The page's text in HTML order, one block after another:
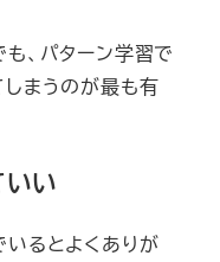
、パターン学習で
まうのが最も有
い
るとよくありが